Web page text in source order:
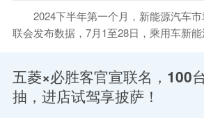
2024下半年第一个月，新能源汽车市
联会发布数据，7月1至28日，乘用车新
五菱×必胜客官宣联名，100
抽，进店试驾享披萨！